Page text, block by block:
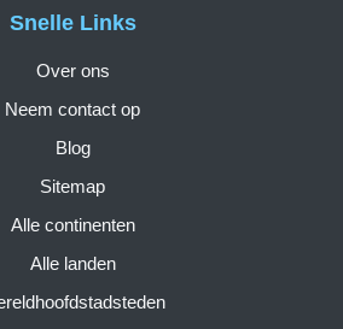
Snelle Links
Over ons
Neem contact op
Blog
Sitemap
Alle continenten
Alle landen